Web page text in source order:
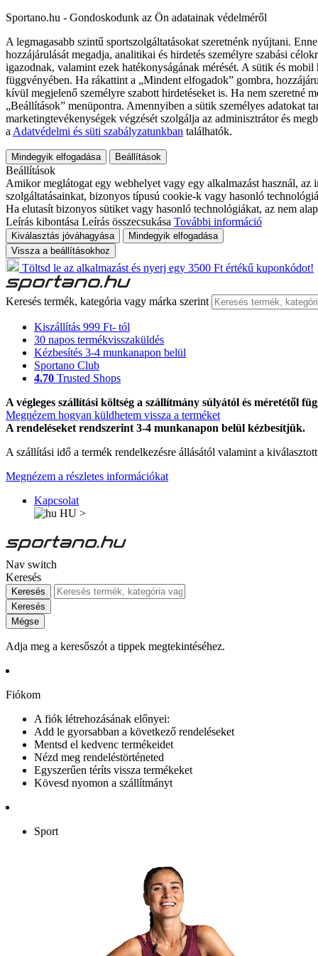
Sportano.hu - Gondoskodunk az Ön adatainak védelméről
A legmagasabb szintű sportszolgáltatásokat szeretnénk nyújtani.
hozzájárulását megadja, analitikai és hirdetés személyre szabási
igazodnak, valamint ezek hatékonyságának mérését. A sütik és
függvényében. Ha rákattint a „Mindent elfogadok” gombra,
kívül megjelenő személyre szabott hirdetéseket is. Ha nem szeretné
„Beállítások” menüpontra. Amennyiben a sütik személyes adatokat
marketingtevékenységek végzését szolgálja az adminisztrátor és
a Adatvédelmi és süti szabályzatunkban találhatók.
Mindegyik elfogadása Beállítások
Beállítások
Amikor meglátogat egy webhelyet vagy egy alkalmazást használ,
szolgáltatásainkat, bizonyos típusú cookie-k vagy hasonló
Ha elutasít bizonyos sütiket vagy hasonló technológiákat, az nem
Leírás kibontása Leírás összecsukása További információ
Kiválasztás jóváhagyása
Mindegyik elfogadása
Vissza a beállításokhoz
Töltsd le az alkalmazást és nyerj egy 3500 Ft értékű kuponkódot!
Keresés termék, kategória vagy márka szerint
Kiszállítás 999 Ft- tól
30 napos termékvisszaküldés
Kézbesítés 3-4 munkanapon belül
Sportano Club
4.70 Trusted Shops
A végleges szállítási költség a szállítmány súlyától és méretétől
Megnézem hogyan küldhetem vissza a terméket
A rendeléseket rendszerint 3-4 munkanapon belül kézbesítjük.
A szállítási idő a termék rendelkezésre állásától valamint a
Megnézem a részletes információkat
Kapcsolat
HU >
Nav switch
Keresés
Keresés
Keresés
Mégse
Adja meg a keresőszót a tippek megtekintéséhez.
Fiókom
A fiók létrehozásának előnyei:
Add le gyorsabban a következő rendeléseket
Mentsd el kedvenc termékeidet
Nézd meg rendeléstörténeted
Egyszerűen téríts vissza termékeket
Kövesd nyomon a szállítmányt
Sport